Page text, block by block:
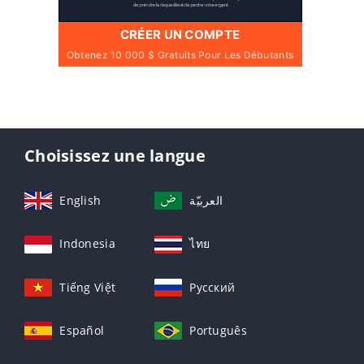
CRÉER UN COMPTE
Obtenez 10 000 $ Gratuits Pour Les Débutants
Choisissez une langue
English العربيّة
Indonesia ไทย
Tiếng Việt Русский
Español Português